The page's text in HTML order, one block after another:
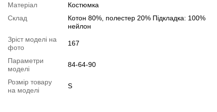
Матеріал
Костюмка
Склад
Котон 80%, полестер 20% Підкладка: 100%
нейлон
Зріст моделі на
фото
167
Параметри
моделі
84-64-90
Розмір товару
на моделі
S